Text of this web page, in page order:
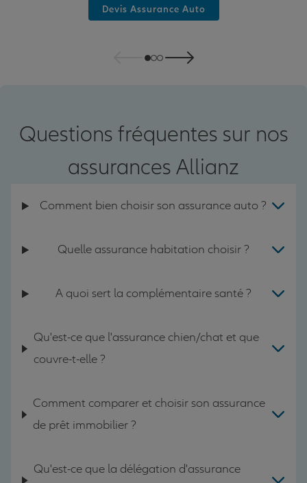
Devis Assurance Auto
Questions fréquentes sur nos
assurances Allianz
Comment bien choisir son assurance auto ?
Quelle assurance habitation choisir ?
A quoi sert la complémentaire santé ?
Qu'est-ce que l'assurance chien/chat et que
couvre-t-elle ?
Comment comparer et choisir son assurance
de prêt immobilier ?
Qu'est-ce que la délégation d'assurance